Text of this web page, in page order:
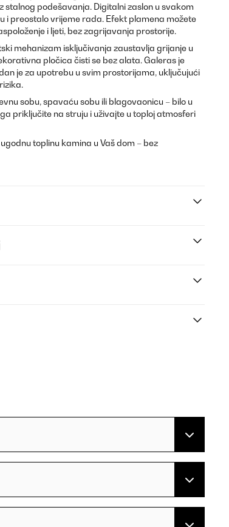
podešavanja. Digitalni zaslon u svakom
preostalo vrijeme rada. Efekt plamena možete
i ljeti, bez zagrijavanja prostorije.
mehanizam isključivanja zaustavlja grijanje u
pločica čisti se bez alata. Galeras je
je za upotrebu u svim prostorijama, uključujući
sobu, spavaću sobu ili blagovaonicu – bilo u
priključite na struju i uživajte u toploj atmosferi
toplinu kamina u Vaš dom – bez